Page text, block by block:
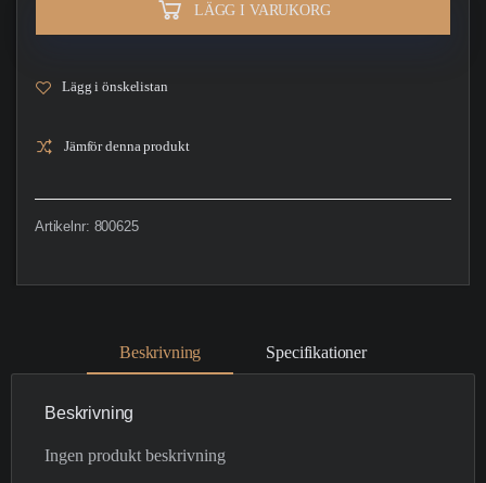
LÄGG I VARUKORG
Lägg i önskelistan
Jämför denna produkt
Artikelnr: 800625
Beskrivning Specifikationer
Beskrivning
Ingen produkt beskrivning